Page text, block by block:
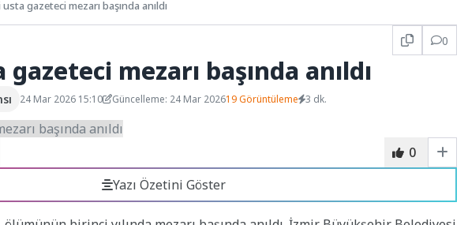
gazeteci mezarı başında anıldı
0
mezarı başında anıldı
24 Mar 2026 15:10 Güncelleme: 24 Mar 202619 Görüntüleme 3 dk.
0
Yazı Özetini Göster